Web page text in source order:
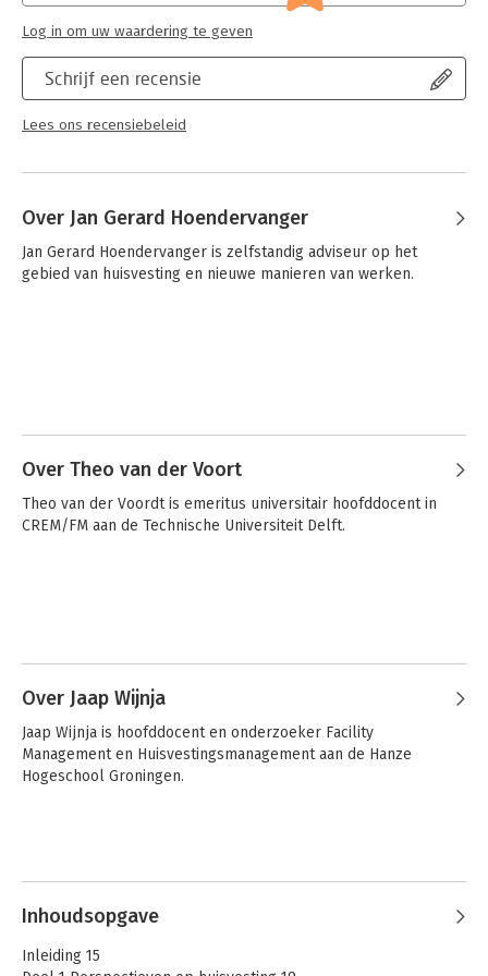
Digitaal
Op de bijbehorende website van deze uitgave biedt Noordhoff
digitale ondersteuning voor studenten en docenten bij het
gebruik van dit boek. Het online materiaal bestaat uit o.a.
Schrijf een recensie
Lees ons recensiebeleid
Log in om uw waardering te geven
Over Jan Gerard Hoendervanger
Jan Gerard Hoendervanger is zelfstandig adviseur op het
gebied van huisvesting en nieuwe manieren van werken.
Over Theo van der Voort
Theo van der Voordt is emeritus universitair hoofddocent in
CREM/FM aan de Technische Universiteit Delft.
Over Jaap Wijnja
Jaap Wijnja is hoofddocent en onderzoeker Facility
Management en Huisvestingsmanagement aan de Hanze
Hogeschool Groningen.
Inhoudsopgave
Inleiding 15